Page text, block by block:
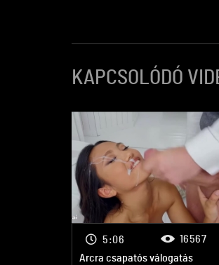
KAPCSOLÓDÓ
Arcra csapatós válogatás
5:06
16567